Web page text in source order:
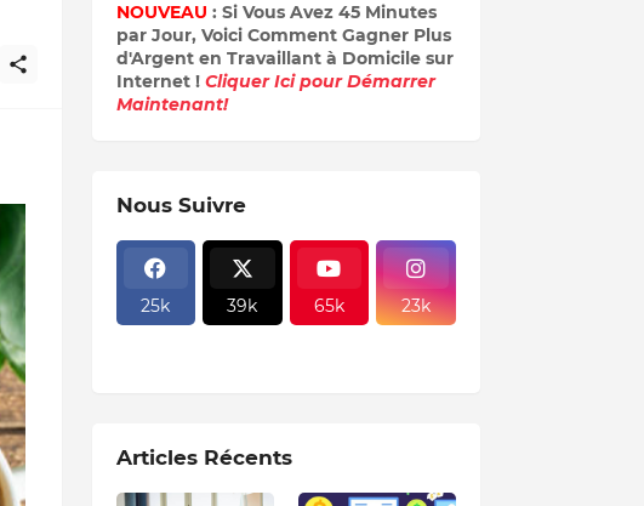
NOUVEAU : Si Vous Avez 45 Minutes
par Jour, Voici Comment Gagner Plus
d'Argent en Travaillant à Domicile sur
Internet ! Cliquer Ici pour Démarrer
Maintenant!
Nous Suivre
25k 39k 65k 23k
Articles Récents